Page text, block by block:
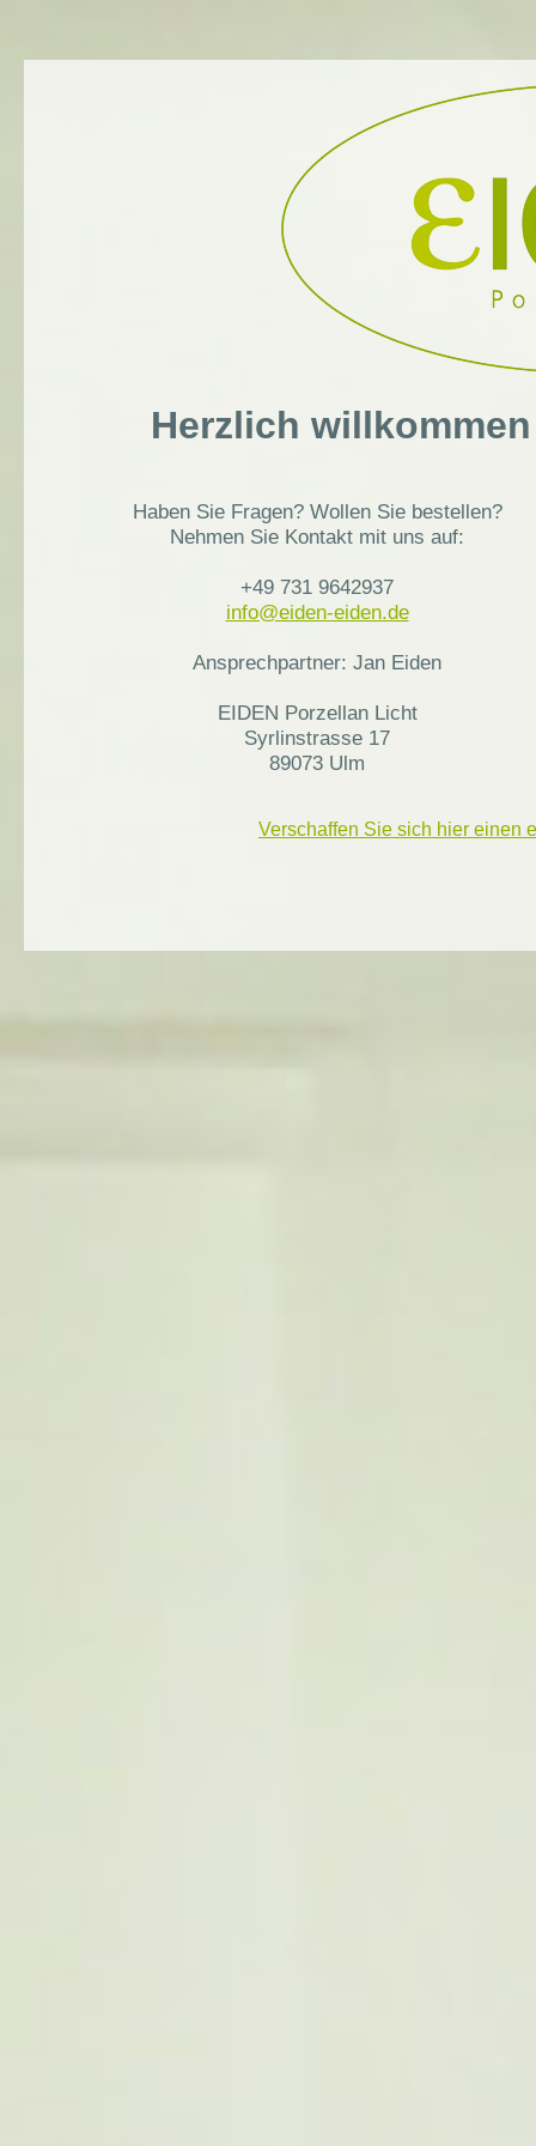
Herzlich
Haben Sie Fragen? Wollen Sie bestellen?
Nehmen Sie Kontakt mit uns auf:
+49 731 9642937
info@eiden-eiden.de
Ansprechpartner: Jan Eiden
EIDEN Porzellan Licht
Syrlinstrasse 17
89073 Ulm
Verschaffen Sie sich hier einen